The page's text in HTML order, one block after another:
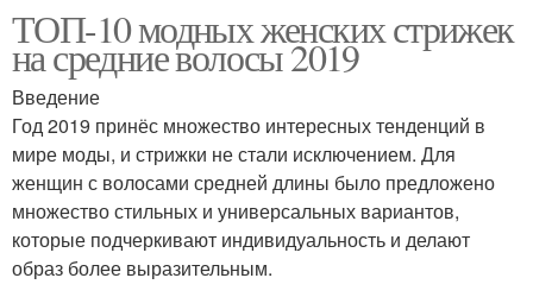
ТОП-10 модных женских стрижек
на средние волосы 2019
Введение
Год 2019 принёс множество интересных тенденций в
мире моды, и стрижки не стали исключением. Для
женщин с волосами средней длины было предложено
множество стильных и универсальных вариантов,
которые подчеркивают индивидуальность и делают
образ более выразительным.